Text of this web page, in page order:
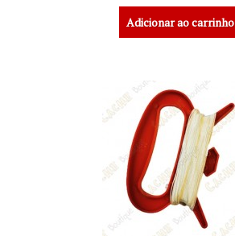
Adicionar ao carrinho